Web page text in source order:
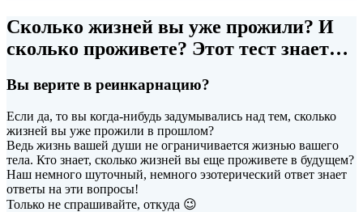
Сколько жизней вы уже прожили? И
сколько проживете? Этот тест знает…
Вы верите в реинкарнацию?
Если да, то вы когда-нибудь задумывались над тем, сколько
жизней вы уже прожили в прошлом?
Ведь жизнь вашей души не ограничивается жизнью вашего
тела. Кто знает, сколько жизней вы еще проживете в будущем?
Наш немного шуточный, немного эзотерический ответ знает
ответы на эти вопросы!
Только не спрашивайте, откуда 😉